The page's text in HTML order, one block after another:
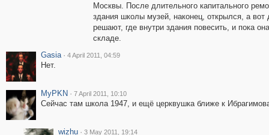
Москвы. После длительного капитального
здания школы музей, наконец, открылся, а вот
решают, где внутри здания повесить, и пока
складе.
Gasia · 4 April 2011, 04:59
Нет.
MyPKN · 7 April 2011, 10:10
Сейчас там школа 1947, и ещё церквушка ближе к
wizhu · 3 May 2011, 19:14